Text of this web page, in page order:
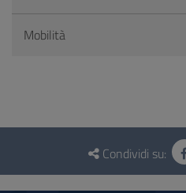
Mobilità
Questionario
social
Condividi su: